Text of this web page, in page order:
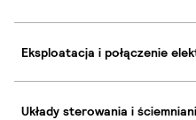
Eksploatacja i połączenie
Układy sterowania i